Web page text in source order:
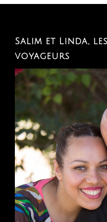
Salim et Linda,
voyageurs